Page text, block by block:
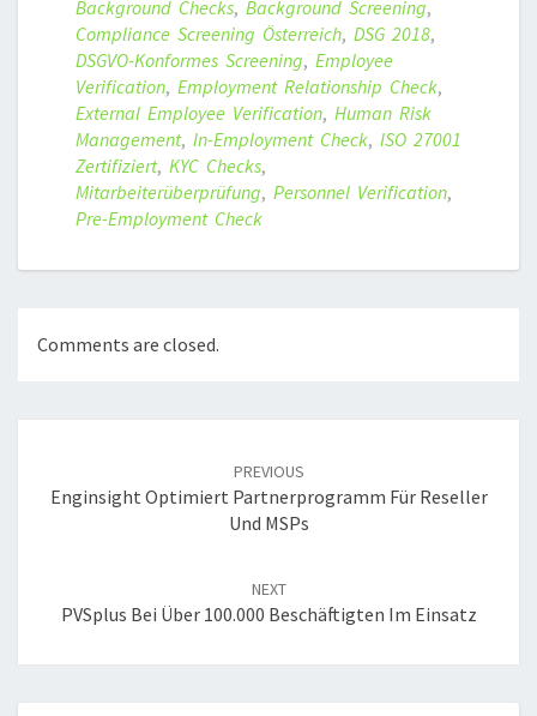
Background Checks, Background Screening,
Compliance Screening Österreich, DSG 2018,
DSGVO-Konformes Screening, Employee
Verification, Employment Relationship Check,
External Employee Verification, Human Risk
Management, In-Employment Check, ISO 27001
Zertifiziert, KYC Checks,
Mitarbeiterüberprüfung, Personnel Verification,
Pre-Employment Check
Comments are closed.
PREVIOUS
Enginsight Optimiert Partnerprogramm Für Reseller
Und MSPs
NEXT
PVSplus Bei Über 100.000 Beschäftigten Im Einsatz